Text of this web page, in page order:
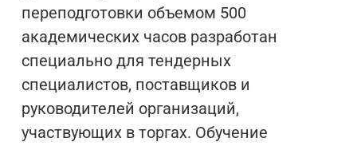
переподготовки объемом 500
академических часов разработан
специально для тендерных
специалистов, поставщиков и
руководителей организаций,
участвующих в торгах. Обучение